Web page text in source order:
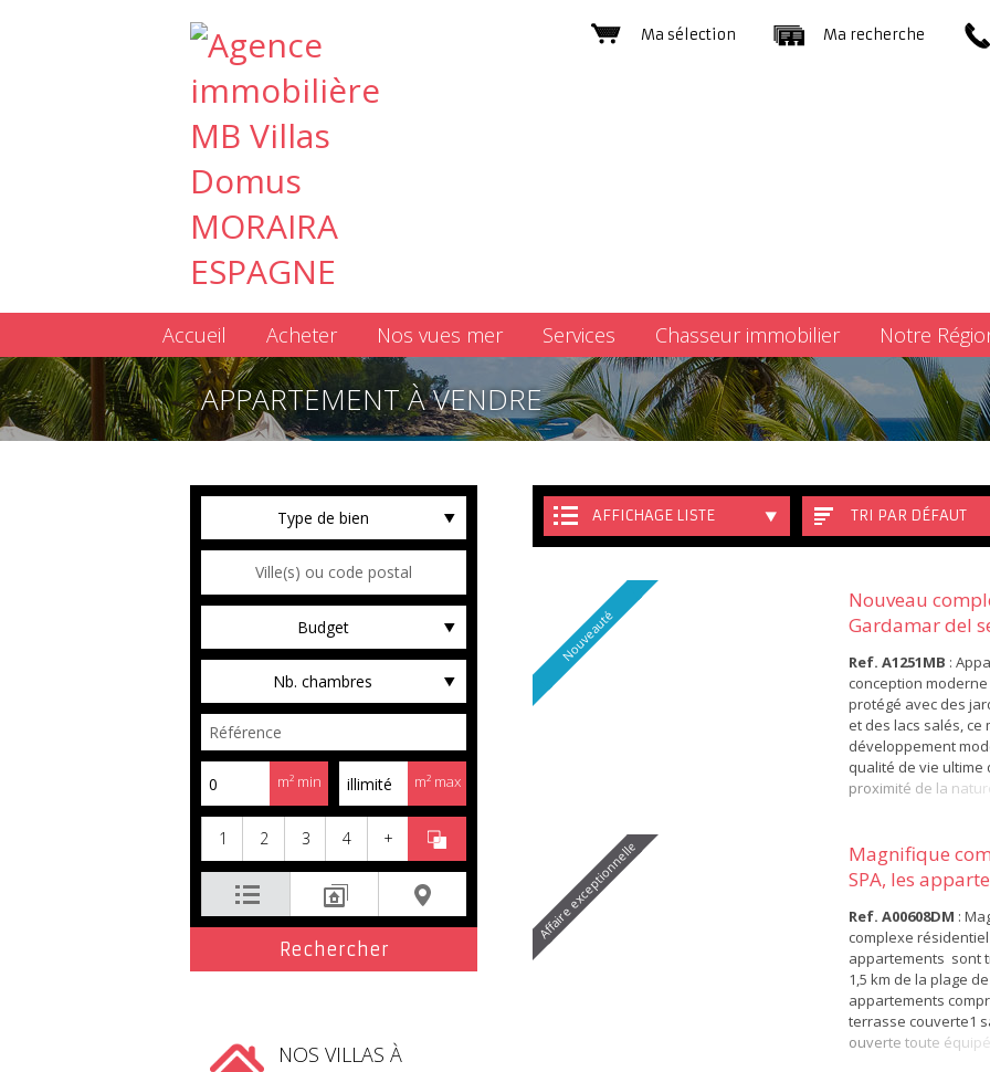
Ma recherche
Ma sélection
Accueil Acheter Nos vues mer Services Chasseur immobilier Notre
APPARTEMENT À VENDRE
Type de bien
Budget
Nb. chambres
m² min m² max
1 2 3 4 +
NOS VILLAS À
AFFICHAGE LISTE TRI PAR DÉFAUT
Nouveauté
Nouveau
Gardamar del
patir de 249....
Ref. A1251MB :
conception
protégé avec des
et des lacs salés, ce
développement
qualité de vie ultime
proximité de la
de ses plages. Il se
chambres et de 2
américaine,.....
Affaire exceptionnelle
Magnifique
SPA, les
trè...
Ref. A00608DM :
complexe résidentiel
appartements sont
1,5 km de la plage
appartements
terrasse couverte1
ouverte toute